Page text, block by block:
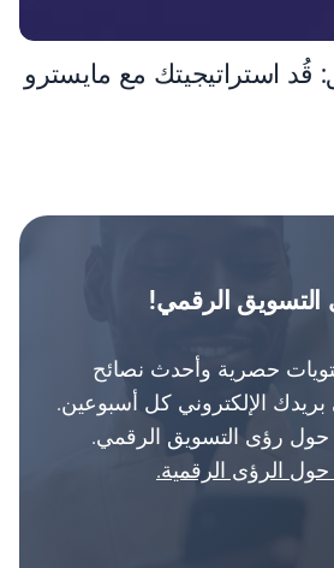
قُد استراتيجيتك مع مايسترو
الرقمي!
حصرية وأحدث نصائح
بريدك الإلكتروني كل أسبوعين.
رؤى التسويق الرقمي.
الرؤى الرقمية.